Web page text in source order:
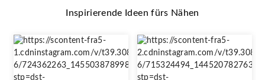
Inspirierende Ideen fürs Nähen